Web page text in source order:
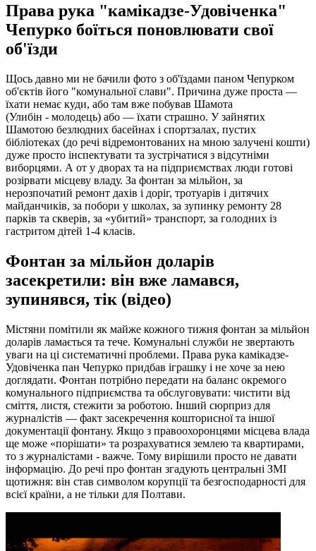
Права рука "камікадзе-Удовіченка"
Чепурко боїться поновлювати свої
об'їзди
Щось давно ми не бачили фото з об'їздами паном Чепурком
об'єктів його "комунальної слави". Причина дуже проста —
їхати немає куди, або там вже побував Шамота
(Улибін - молодець) або — їхати страшно. У зайнятих
Шамотою безлюдних басейнах і спортзалах, пустих
бібліотеках (до речі відремонтованих на мною залучені кошти)
дуже просто інспектувати та зустрічатися з відсутніми
виборцями. А от у дворах та на підприємствах люди готові
розірвати місцеву владу. За фонтан за мільйон, за
нерозпочатий ремонт дахів і доріг, тротуарів і дитячих
майданчиків, за побори у школах, за зупинку ремонту 28
парків та скверів, за «убитий» транспорт, за голодних із
гастритом дітей 1-4 класів.
Фонтан за мільйон доларів
засекретили: він вже ламався,
зупинявся, тік (відео)
Містяни помітили як майже кожного тижня фонтан за мільйон
доларів ламається та тече. Комунальні служби не звертають
уваги на ці систематичні проблеми. Права рука камікадзе-
Удовіченка пан Чепурко придбав іграшку і не хоче за нею
доглядати. Фонтан потрібно передати на баланс окремого
комунального підприємства та обслуговувати: чистити від
сміття, листя, стежити за роботою. Інший сюрприз для
журналістів — факт засекречення кошторисної та іншої
документації фонтану. Якщо з правоохоронцями місцева влада
ще може «порішати» та розрахуватися землею та квартирами,
то з журналістами - важче. Тому вирішили просто не давати
інформацію. До речі про фонтан згадують центральні ЗМІ
щотижня: він став символом корупції та безгосподарності для
всієї країни, а не тільки для Полтави.